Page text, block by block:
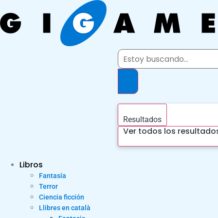
al
contenido
Search
Resultados
Ver todos los
Libros
Fantasía
Terror
Ciencia ficción
Llibres en català